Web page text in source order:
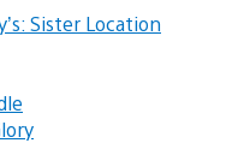
Sister Location